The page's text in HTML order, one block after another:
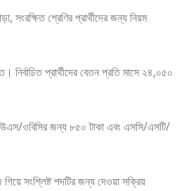
সংরক্ষিত শ্রেণির প্রার্থীদের জন্য নিয়ম
নির্বাচিত প্রার্থীদের বেতন প্রতি মাসে ২৪,০৫০
ওবিসির জন্য ৮৫০ টাকা এবং এসসি/এসটি/
সংশ্লিষ্ট পদটির জন্য দেওয়া সক্রিয়